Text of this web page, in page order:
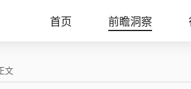
首页 前瞻洞察
文